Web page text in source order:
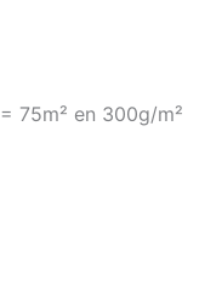
75m² en 300g/m²